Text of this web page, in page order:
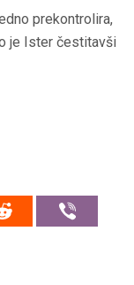
prekontrolira,
je Ister čestitavši